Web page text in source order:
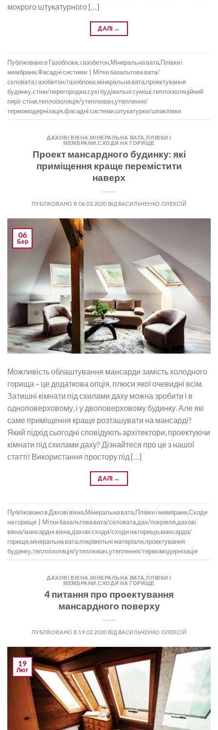
мокрого штукатурного […]
ДАЛІ →
Публіковано вГазоблоки, газобетон,Мінеральна вата,Плівки і
мембрани,Фасадні системи Міткибазальтова вата/
скловата,газобетон/газоблоки,мінеральна вата,проектування
будинку,стіни/перегородки,сухі будівельні суміші,теплоізоляційний
пиріг стіни,теплоізоляція/утеплювач,утеплення/
термомодернізація,фасадні системи,штукатурки/шпаклівки
ДАХОВІ ВІКНА ,МІНЕРАЛЬНА ВАТА ,ПЛІВКИ І
МЕМБРАНИ ,СХОДИ НА ГОРИЩЕ
Проект мансардного будинку: які
приміщення краще перемістити
наверх
ПУБЛІКОВАНО В 06.03.2020 ВІД ВАСИЛЬЧЕНКО ОЛЕКСІЙ
06
Бер
Можливість облаштування мансарди замість холодного
горища – це додаткова опція, плюси якої очевидні всім.
Затишні кімнати під схилами даху можна зробити і в
одноповерховому, і у двоповерховому будинку. Але які
саме приміщення краще розташувати на мансарді?
Який підхід сьогодні сповідують архітектори, проектуючи
кімнати під схилами даху? Дізнайтеся про це з нашої
статті! Використання простору під […]
ДАЛІ →
Публіковано вДахові вікна,Мінеральна вата,Плівки і мембрани,Сходи
на горище
Міткибазальтова вата/скловата,дах/покрівля,дахові
вікна/мансардні вікна,дахові сходи/сходи на горище,мансарда/
горище,мінеральна вата,покрівельні матеріали,проектування
будинку,теплоізоляція/утеплювач,утеплення/термомодернізація
ДАХОВІ ВІКНА ,МІНЕРАЛЬНА ВАТА ,ПЛІВКИ І
МЕМБРАНИ ,СХОДИ НА ГОРИЩЕ
4 питання про проектування
мансардного поверху
ПУБЛІКОВАНО В 19.02.2020 ВІД ВАСИЛЬЧЕНКО ОЛЕКСІЙ
19
Лют